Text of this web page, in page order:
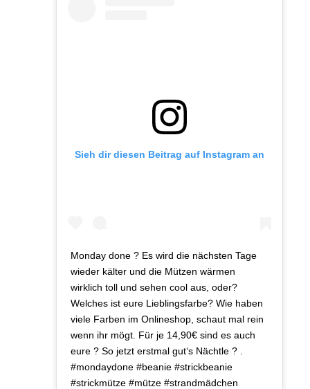
Sieh dir diesen Beitrag auf Instagram an
Monday done ? Es wird die nächsten Tage
wieder kälter und die Mützen wärmen
wirklich toll und sehen cool aus, oder?
Welches ist eure Lieblingsfarbe? Wie haben
viele Farben im Onlineshop, schaut mal rein
wenn ihr mögt. Für je 14,90€ sind es auch
eure ? So jetzt erstmal gut‘s Nächtle ? .
#mondaydone #beanie #strickbeanie
#strickmütze #mütze #strandmädchen